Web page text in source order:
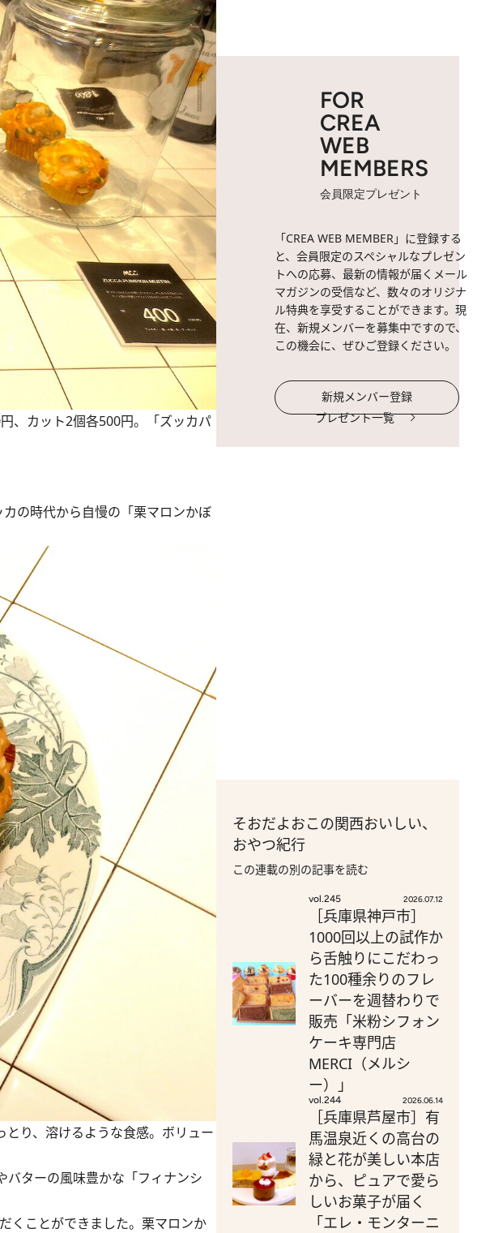
、カット2個各500円。「ズッカパ
の時代から自慢の「栗マロンかぼ
り、溶けるような食感。ボリュー
ターの風味豊かな「フィナンシ
くことができました。栗マロンか
FOR
CREA
WEB
MEMBERS
会員限定プレゼント
「CREA WEB MEMBER」に登録する
と、会員限定のスペシャルなプレゼン
トへの応募、最新の情報が届くメール
マガジンの受信など、数々のオリジナ
ル特典を享受することができます。現
在、新規メンバーを募集中ですので、
この機会に、ぜひご登録ください。
新規メンバー登録
プレゼント一覧
そおだよおこの関西おいしい、
おやつ紀行
この連載の別の記事を読む
vol.245 2026.07.12
［兵庫県神戸市］
1000回以上の試作か
ら舌触りにこだわっ
た100種余りのフレ
ーバーを週替わりで
販売「米粉シフォン
ケーキ専門店
MERCI（メルシ
ー）」
vol.244 2026.06.14
［兵庫県芦屋市］有
馬温泉近くの高台の
緑と花が美しい本店
から、ピュアで愛ら
しいお菓子が届く
「エレ・モンターニ